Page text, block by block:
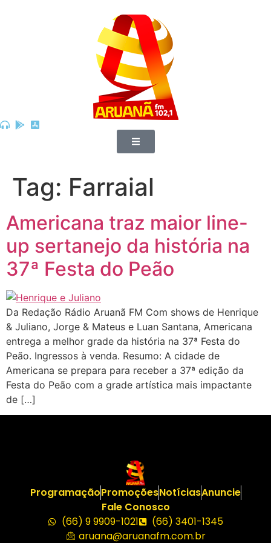
Tag: Farraial
Americana traz maior line-
up sertanejo da história na
37ª Festa do Peão
Da Redação Rádio Aruanã FM Com shows de Henrique
& Juliano, Jorge & Mateus e Luan Santana, Americana
entrega a melhor grade da história na 37ª Festa do
Peão. Ingressos à venda. Resumo: A cidade de
Americana se prepara para receber a 37ª edição da
Festa do Peão com a grade artística mais impactante
de […]
ProgramaçãoPromoçõesNotíciasAnuncie
Fale Conosco
(66) 9 9909-1021
(66) 3401-1345
aruana@aruanafm.com.br